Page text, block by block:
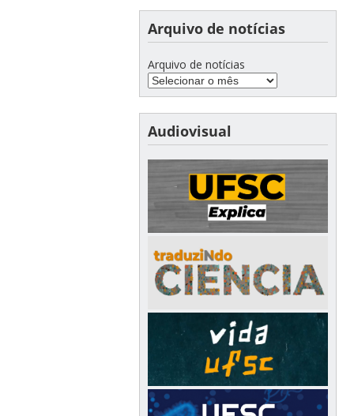
Arquivo de notícias
Arquivo de notícias
Audiovisual